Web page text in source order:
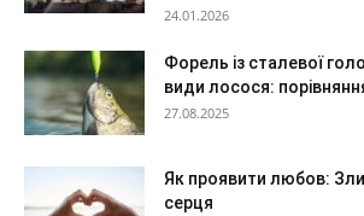
24.01.2026
Форель із сталевої
види лосося:
27.08.2025
Як проявити любов:
серця